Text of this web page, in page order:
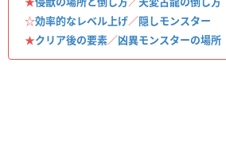
☆効率的なレベル上げ／隠しモンスター
★クリア後の要素／凶異モンスターの場所